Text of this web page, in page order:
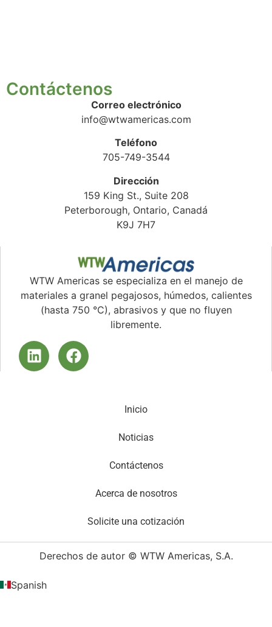
Contáctenos
Correo electrónico
info@wtwamericas.com
Teléfono
705-749-3544
Dirección
159 King St., Suite 208
Peterborough, Ontario, Canadá
K9J 7H7
WTW Americas se especializa en el manejo de
materiales a granel pegajosos, húmedos, calientes
(hasta 750 °C), abrasivos y que no fluyen
libremente.
Inicio
Noticias
Contáctenos
Acerca de nosotros
Solicite una cotización
Derechos de autor © WTW Americas, S.A.
Spanish